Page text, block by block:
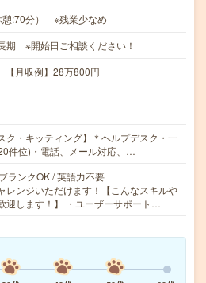
憩:70分） ※残業少なめ
期 ※開始日ご相談ください！
月収例】28万800円
ク・キッティング】＊ヘルプデスク・一
件位)・電話、メール対応、…
ランクOK / 英語力不要
レンジいただけます！【こんなスキルや
迎します！】 ・ユーザーサポート…